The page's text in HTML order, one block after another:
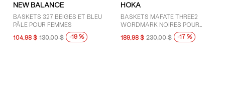
NEW BALANCE
BASKETS 327 BEIGES ET BLEU
PÂLE POUR FEMMES
104,98 $ 130,00 $ -19 %
HOKA
BASKETS MAFATE THREE2
WORDMARK NOIRES POUR
HOMMES
189,98 $ 230,00 $ -17 %